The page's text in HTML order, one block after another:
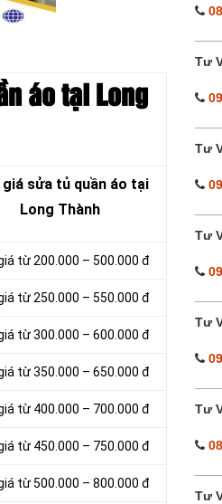
áo tại Long
sửa tủ quần áo tại
Long Thành
từ 200.000 – 500.000 đ
từ 250.000 – 550.000 đ
từ 300.000 – 600.000 đ
từ 350.000 – 650.000 đ
từ 400.000 – 700.000 đ
từ 450.000 – 750.000 đ
từ 500.000 – 800.000 đ
Tư
Tư
Tư
Tư
Tư
Tư